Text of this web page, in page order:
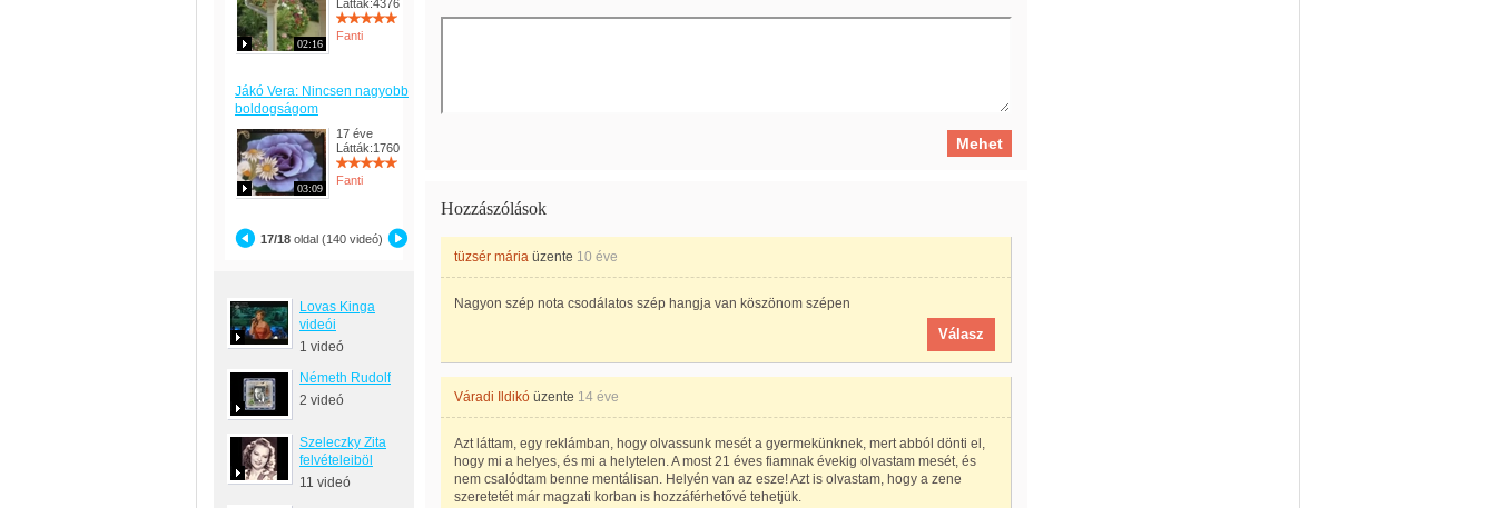
02:16
Látták:4376
Fanti
Jákó Vera: Nincsen nagyobb
boldogságom
03:09
17 éve
Látták:1760
Fanti
17/18 oldal (140 videó)
Lovas Kinga
videói
1 videó
Németh Rudolf
2 videó
Szeleczky Zita
felvételeiböl
11 videó
Hozzászólások
tüzsér mária üzente 10 éve
Nagyon szép nota csodálatos szép hangja van köszönom szépen
Válasz
Váradi Ildikó üzente 14 éve
Azt láttam, egy reklámban, hogy olvassunk mesét a gyermekünknek, mert abból dönti el,
hogy mi a helyes, és mi a helytelen. A most 21 éves fiamnak évekig olvastam mesét, és
nem csalódtam benne mentálisan. Helyén van az esze! Azt is olvastam, hogy a zene
szeretetét már magzati korban is hozzáférhetővé tehetjük.